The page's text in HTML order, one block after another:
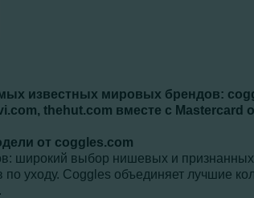
известных мировых брендов:
thehut.com вместе с Masterсard
от coggles.com
широкий выбор нишевых и
уходу. Coggles объединяет лучшие